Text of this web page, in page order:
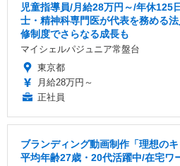
児童指導員/月給28万円～/年休125
士・精神科専門医が代表を務める
修制度でさらなる成長も
マイシェルパジュニア常盤台
東京都
月給28万円～
正社員
ブランディング動画制作「理想の
平均年齢27歳・20代活躍中/在宅ワ